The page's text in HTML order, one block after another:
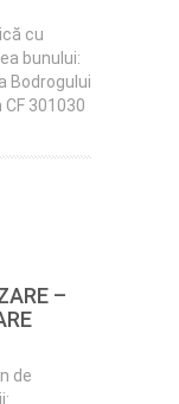
cu
bunului:
Bodrogului
CF 301030
–
de